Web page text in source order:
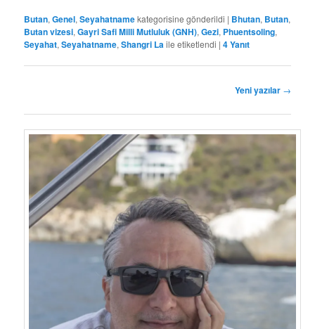
Butan,Genel,Seyahatnamekategorisine gönderildi | Bhutan, Butan,
Butan vizesi,Gayri Safi Milli Mutluluk (GNH),Gezi, Phuentsoling,
Seyahat,Seyahatname,Shangri Laile etiketlendi |4Yanıt
Yeni yazılar →